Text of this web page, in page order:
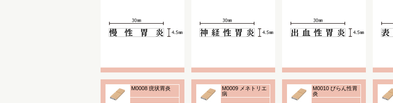
M0008 疣状胃炎
M0009 メネトリエ
病
M0010 びらん性胃
炎